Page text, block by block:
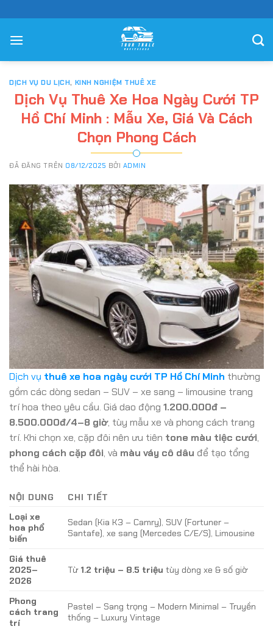
đến
nội
DỊCH VỤ DU LỊCH, KINH NGHIỆM THUÊ XE
Dịch Vụ Thuê Xe Hoa Ngày Cưới TP
Hồ Chí Minh : Mẫu Xe, Giá Và Cách
Chọn Phong Cách
ĐÃ ĐĂNG TRÊN 08/12/2025 BỞI ADMIN
Dịch vụ thuê xe hoa ngày cưới TP Hồ Chí Minh thường
gồm các dòng sedan – SUV – xe sang – limousine trang
trí hoa theo yêu cầu. Giá dao động 1.200.000đ –
8.500.000đ/4–8 giờ, tùy mẫu xe và phong cách trang
trí. Khi chọn xe, cặp đôi nên ưu tiên tone màu tiệc cưới,
phong cách cặp đôi, và màu váy cô dâu để tạo tổng
thể hài hòa.
NỘI DUNG
CHI TIẾT
Loại xe
hoa phổ
biến
Sedan (Kia K3 – Camry), SUV (Fortuner –
Santafe), xe sang (Mercedes C/E/S), Limousine
Giá thuê
2025–
2026
Từ 1.2 triệu – 8.5 triệu tùy dòng xe & số giờ
Phong
cách trang
trí
Pastel – Sang trọng – Modern Minimal – Truyền
thống – Luxury Vintage